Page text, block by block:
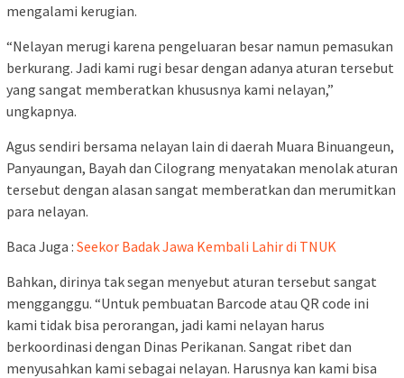
mengalami kerugian.
“Nelayan merugi karena pengeluaran besar namun pemasukan
berkurang. Jadi kami rugi besar dengan adanya aturan tersebut
yang sangat memberatkan khususnya kami nelayan,”
ungkapnya.
Agus sendiri bersama nelayan lain di daerah Muara Binuangeun,
Panyaungan, Bayah dan Cilograng menyatakan menolak aturan
tersebut dengan alasan sangat memberatkan dan merumitkan
para nelayan.
Baca Juga : Seekor Badak Jawa Kembali Lahir di TNUK
Bahkan, dirinya tak segan menyebut aturan tersebut sangat
mengganggu. “Untuk pembuatan Barcode atau QR code ini
kami tidak bisa perorangan, jadi kami nelayan harus
berkoordinasi dengan Dinas Perikanan. Sangat ribet dan
menyusahkan kami sebagai nelayan. Harusnya kan kami bisa